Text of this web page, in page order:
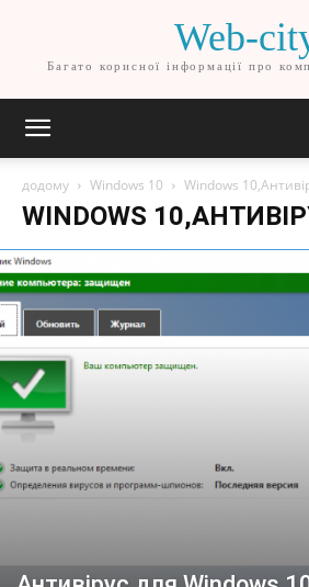
Web-
Багато корисної інформації про
додому Windows 10 Windows
WINDOWS